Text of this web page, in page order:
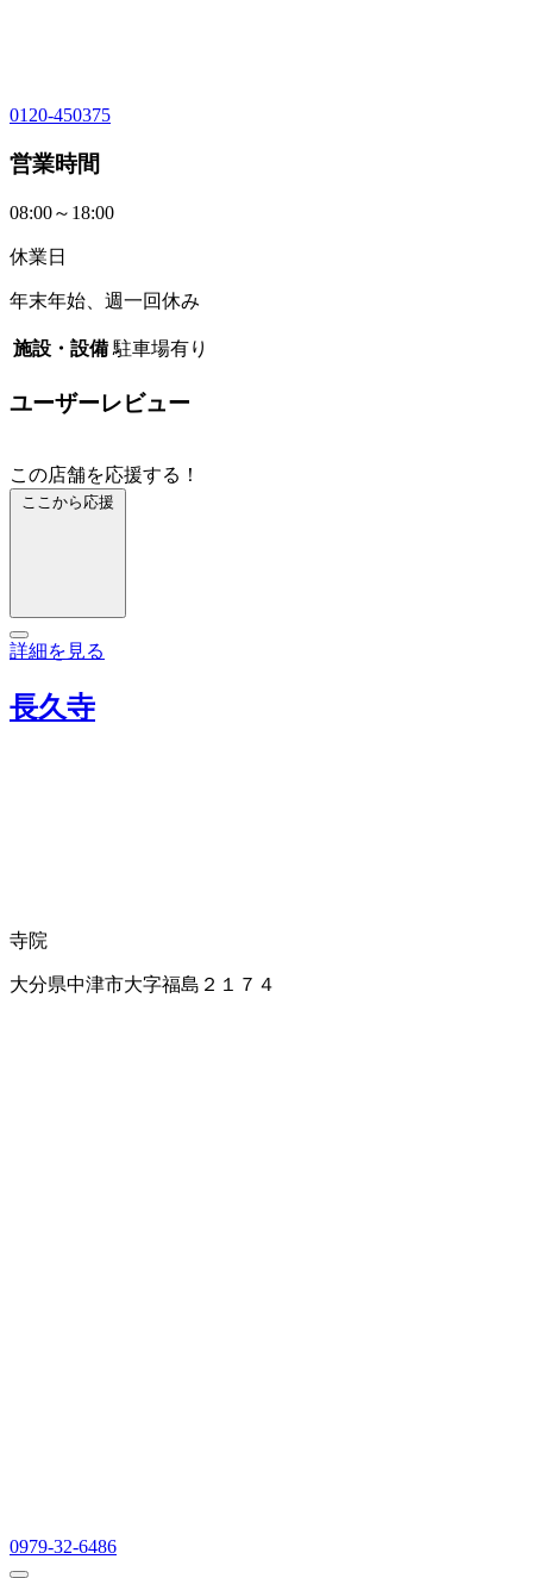
0120-450375
営業時間
08:00～18:00
休業日
年末年始、週一回休み
施設・設備 駐車場有り
ユーザーレビュー
この店舗を応援する！
ここから応援
詳細を見る
長久寺
寺院
大分県中津市大字福島２１７４
0979-32-6486